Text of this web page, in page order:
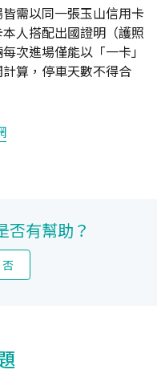
需以同一張玉山信用卡
人搭配出國證明（護照
次進場僅能以「一卡」
算，停車天數不得合
否有幫助？
否